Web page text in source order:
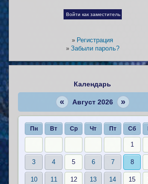
» Регистрация
» Забыли пароль?
Календарь
« Август 2026 »
Пн Вт Ср Чт Пт Сб
1
3 4 5 6 7 8
10 11 12 13 14 15